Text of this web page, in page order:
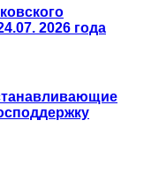
2026 года